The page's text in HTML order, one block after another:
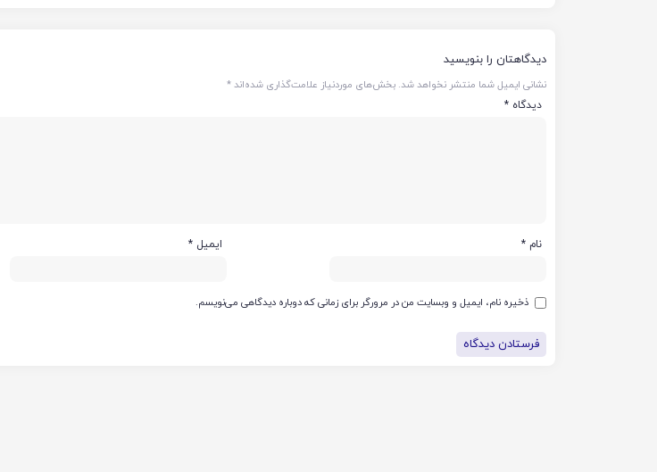
دیدگاهتان را بنویسید
نشانی ایمیل شما منتشر نخواهد شد. بخش‌های موردنیاز علامت‌گذاری شده‌اند*
دیدگاه *
نام * ایمیل *
ذخیره نام، ایمیل و وبسایت من در مرورگر برای زمانی که دوباره دیدگاهی می‌نویسم.